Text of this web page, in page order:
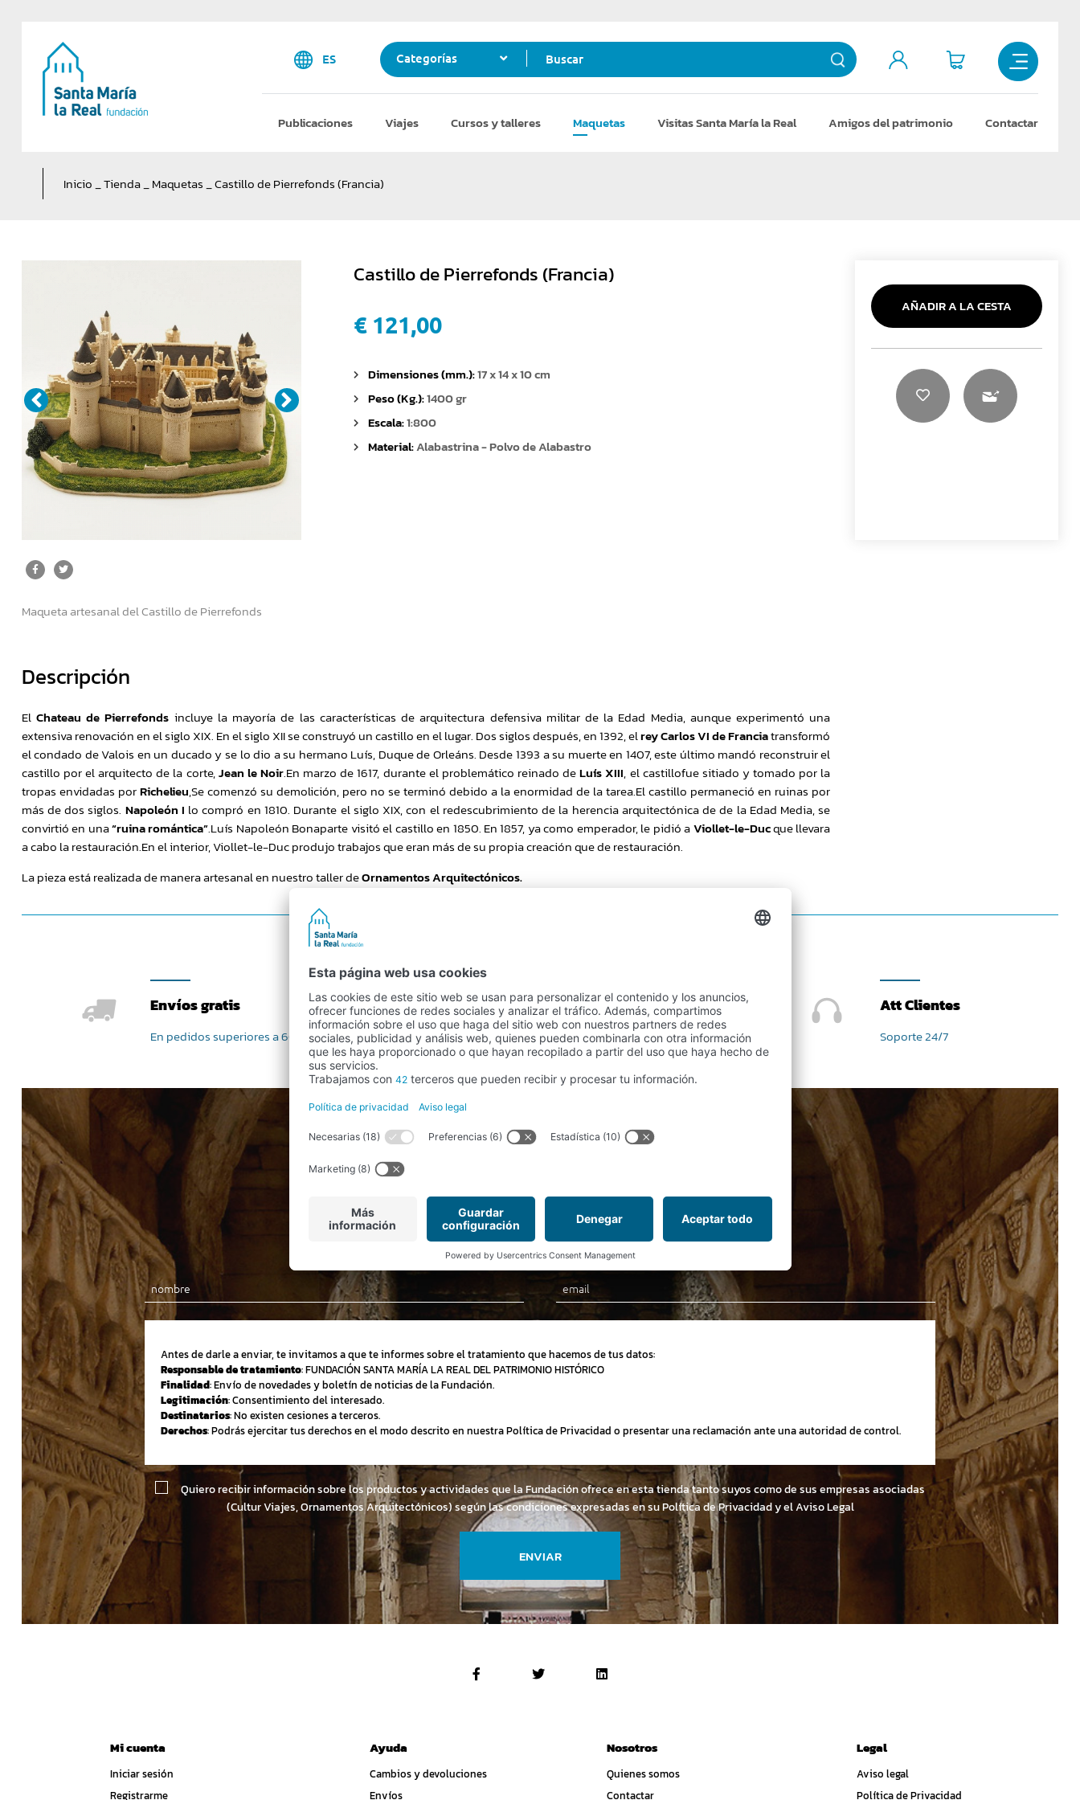
ES Categorías Buscar
Publicaciones Viajes Cursos y talleres Maquetas Visitas Santa María la Real Amigos del patrimonio Contactar
Inicio_Tienda_Maquetas_Castillo de Pierrefonds (Francia)
Castillo de Pierrefonds (Francia)
€ 121,00
Dimensiones (mm.):17 x 14 x 10 cm
Peso (Kg.):1400 gr
Escala:1:800
Material:Alabastrina - Polvo de Alabastro
AÑADIR A LA CESTA
Maqueta artesanal del Castillo de Pierrefonds
Descripción
El Chateau de Pierrefonds incluye la mayoría de las características de arquitectura defensiva militar de la Edad Media, aunque experimentó una
extensiva renovación en el siglo XIX. En el siglo XII se construyó un castillo en el lugar. Dos siglos después, en 1392, elrey Carlos VI de Franciatransformó
el condado de Valois en un ducado y se lo dio a su hermano Luís, Duque de Orleáns. Desde 1393 a su muerte en 1407, este último mandó reconstruir el
castillo por el arquitecto de la corte,Jean le Noir.En marzo de 1617, durante el problemático reinado deLuís XIII, el castillofue sitiado y tomado por la
tropas envidadas porRichelieu,Se comenzó su demolición, pero no se terminó debido a la enormidad de la tarea.El castillo permaneció en ruinas por
más de dos siglos. Napoleón I lo compró en 1810. Durante el siglo XIX, con el redescubrimiento de la herencia arquitectónica de de la Edad Media, se
convirtió en una“ruina romántica”.Luís Napoleón Bonaparte visitó el castillo en 1850. En 1857, ya como emperador, le pidió aViollet-le-Ducque llevara
a cabo la restauración.En el interior, Viollet-le-Duc produjo trabajos que eran más de su propia creación que de restauración.
La pieza está realizada de manera artesanal en nuestro taller deOrnamentos Arquitectónicos.
Envíos gratis
En pedidos superiores a 60 €
Pago seguro
100% seguridad en el pago
Att Clientes
Soporte 24/7
Inscríbete en nuestro boletín y recibirás las últimas
novedades y grandes ofertas y descuentos.
Email
Antes de darle a enviar, te invitamos a que te informes sobre el tratamiento que hacemos de tus datos:
Responsable de tratamiento: FUNDACIÓN SANTA MARÍA LA REAL DEL PATRIMONIO HISTÓRICO
Finalidad: Envío de novedades y boletín de noticias de la Fundación.
Legitimación: Consentimiento del interesado.
Destinatarios: No existen cesiones a terceros.
Derechos: Podrás ejercitar tus derechos en el modo descrito en nuestra Política de Privacidad o presentar una reclamación ante una autoridad de control.
Quiero recibir información sobre los productos y actividades que la Fundación ofrece en esta tienda tanto suyos como de sus empresas asociadas
(Cultur Viajes, Ornamentos Arquitectónicos) según las condiciones expresadas en suPolítica de Privacidad y el Aviso Legal
ENVIAR
Mi cuenta
Iniciar sesión
Registrarme
Ayuda
Cambios y devoluciones
Envíos
Nosotros
Quienes somos
Contactar
Legal
Aviso legal
Política de Privacidad